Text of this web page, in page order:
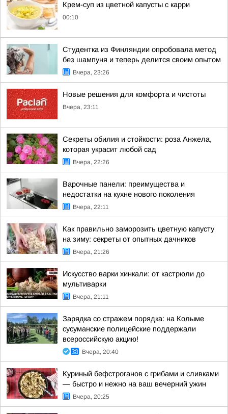
Крем-суп из цветной капусты с карри
00:10
Студентка из Финляндии опробовала метод
без шампуня и теперь делится своим опытом
Вчера, 23:26
Новые решения для комфорта и чистоты
Вчера, 23:11
Секреты обилия и стойкости: роза Анжела,
которая украсит любой сад
Вчера, 22:26
Варочные панели: преимущества и
недостатки на кухне нового поколения
Вчера, 22:11
Как правильно заморозить цветную капусту
на зиму: секреты от опытных дачников
Вчера, 21:26
Искусство варки хинкали: от кастрюли до
мультиварки
Вчера, 21:11
Зарядка со стражем порядка: на Колыме
сусуманские полицейские поддержали
всероссийскую акцию!
Вчера, 20:40
Куриный бефстроганов с грибами и сливками
— быстро и нежно на ваш вечерний ужин
Вчера, 20:25